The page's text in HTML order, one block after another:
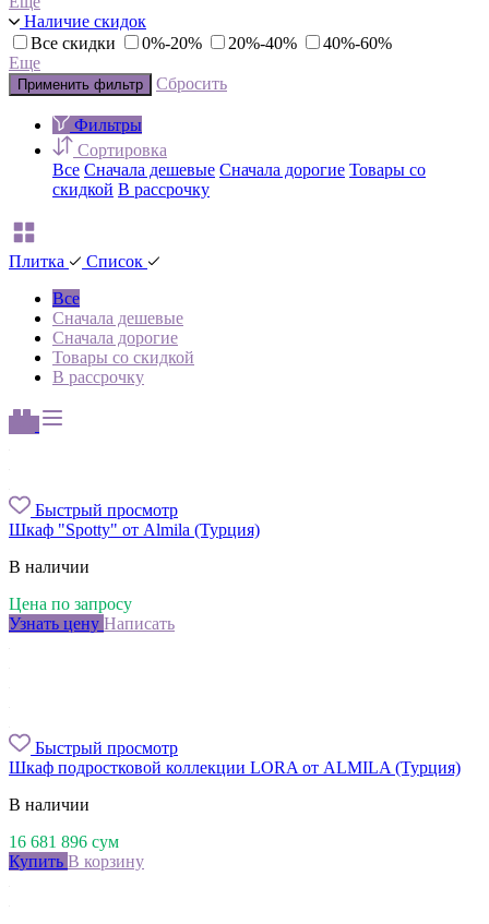
Наличие скидок
Все скидки
0%-20% 20%-40%
40%-60%
Еще
Применить фильтр Сбросить
Фильтры
Сортировка
Все Сначала дешевые Сначала дорогие Товары со
скидкой В рассрочку
Плитка
Список
Все
Сначала дешевые
Сначала дорогие
Товары со скидкой
В рассрочку
Быстрый просмотр
Шкаф "Spotty" от Almila (Турция)
В наличии
Цена по запросу
Узнать цену Написать
Быстрый просмотр
Шкаф подростковой коллекции LORA от ALMILA (Турция)
В наличии
16 681 896 сум
Купить В корзину